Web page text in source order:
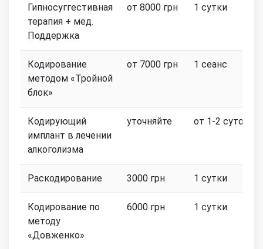
Гипносуггестивная
терапия + мед.
Поддержка
от 8000 грн 1 сутки
Кодирование
методом «Тройной
блок»
от 7000 грн 1 сеанс
Кодирующий
имплант в лечении
алкоголизма
уточняйте от 1-2 суток
Раскодирование 3000 грн 1 сутки
Кодирование по
методу
«Довженко»
6000 грн 1 сутки